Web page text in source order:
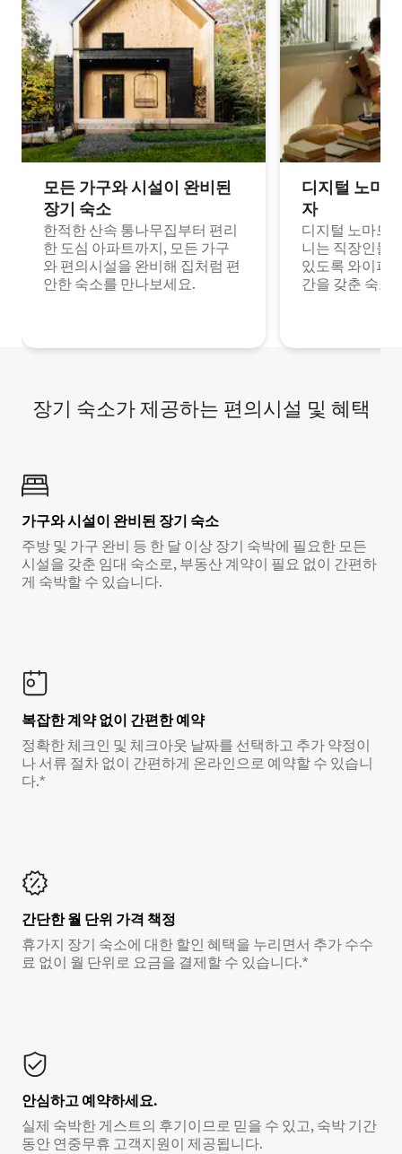
모든 가구와 시설이 완비된
장기 숙소
한적한 산속 통나무집부터 편리
한 도심 아파트까지, 모든 가구
와 편의시설을 완비해 집처럼 편
안한 숙소를 만나보세요.
디지털 노마
자
디지털 노마드
니는 직장인들
있도록 와이파
간을 갖춘 숙소
장기 숙소가 제공하는 편의시설 및 혜택
가구와 시설이 완비된 장기 숙소
주방 및 가구 완비 등 한 달 이상 장기 숙박에 필요한 모든
시설을 갖춘 임대 숙소로, 부동산 계약이 필요 없이 간편하
게 숙박할 수 있습니다.
복잡한 계약 없이 간편한 예약
정확한 체크인 및 체크아웃 날짜를 선택하고 추가 약정이
나 서류 절차 없이 간편하게 온라인으로 예약할 수 있습니
다.*
간단한 월 단위 가격 책정
휴가지 장기 숙소에 대한 할인 혜택을 누리면서 추가 수수
료 없이 월 단위로 요금을 결제할 수 있습니다.*
안심하고 예약하세요.
실제 숙박한 게스트의 후기이므로 믿을 수 있고, 숙박 기간
동안 연중무휴 고객지원이 제공됩니다.